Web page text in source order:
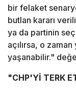
bir felaket
butlan kararı
ya da partinin
açılırsa, o
yaşanabilir."
"CHP'Yİ TERK